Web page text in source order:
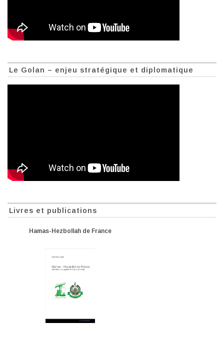
Le Golan – enjeu stratégique et diplomatique
Livres et publications
Hamas-Hezbollah de France